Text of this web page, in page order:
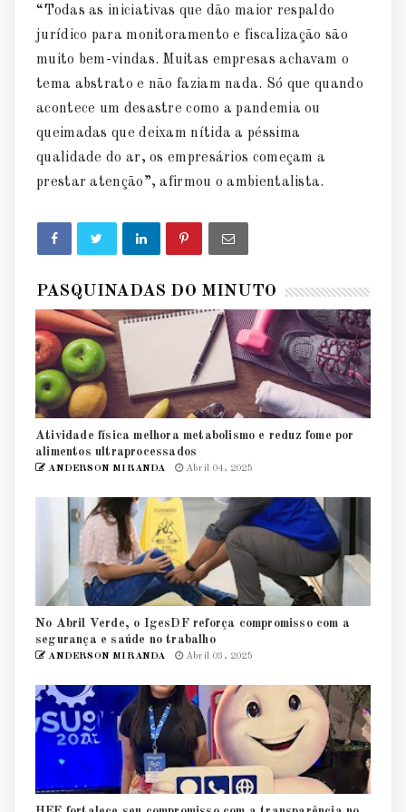
“Todas as iniciativas que dão maior respaldo
jurídico para monitoramento e fiscalização são
muito bem-vindas. Muitas empresas achavam o
tema abstrato e não faziam nada. Só que quando
acontece um desastre como a pandemia ou
queimadas que deixam nítida a péssima
qualidade do ar, os empresários começam a
prestar atenção”, afirmou o ambientalista.
PASQUINADAS DO MINUTO
Atividade física melhora metabolismo e reduz fome por
alimentos ultraprocessados
ANDERSON MIRANDA Abril 04, 2025
No Abril Verde, o IgesDF reforça compromisso com a
segurança e saúde no trabalho
ANDERSON MIRANDA Abril 03, 2025